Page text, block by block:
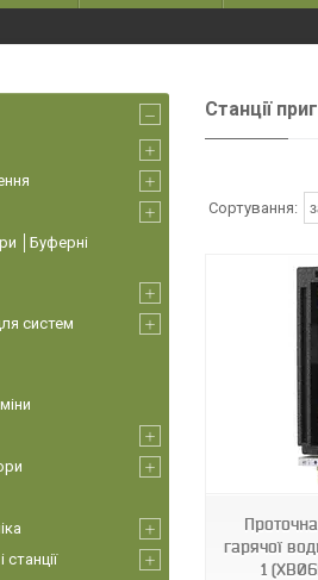
Станції
гарячої
1
│Буферні
систем
станції